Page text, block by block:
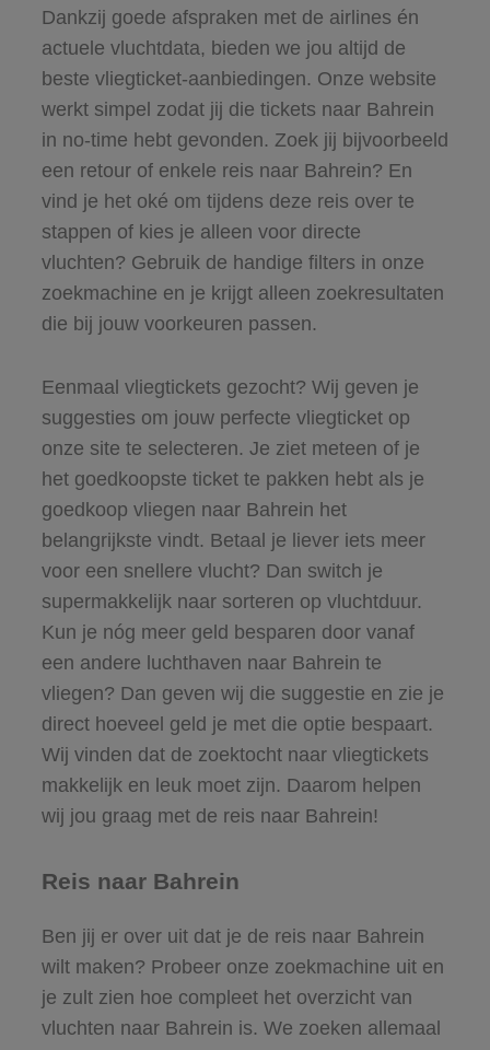
Dankzij goede afspraken met de airlines én
actuele vluchtdata, bieden we jou altijd de
beste vliegticket-aanbiedingen. Onze website
werkt simpel zodat jij die tickets naar Bahrein
in no-time hebt gevonden. Zoek jij bijvoorbeeld
een retour of enkele reis naar Bahrein? En
vind je het oké om tijdens deze reis over te
stappen of kies je alleen voor directe
vluchten? Gebruik de handige filters in onze
zoekmachine en je krijgt alleen zoekresultaten
die bij jouw voorkeuren passen.
Eenmaal vliegtickets gezocht? Wij geven je
suggesties om jouw perfecte vliegticket op
onze site te selecteren. Je ziet meteen of je
het goedkoopste ticket te pakken hebt als je
goedkoop vliegen naar Bahrein het
belangrijkste vindt. Betaal je liever iets meer
voor een snellere vlucht? Dan switch je
supermakkelijk naar sorteren op vluchtduur.
Kun je nóg meer geld besparen door vanaf
een andere luchthaven naar Bahrein te
vliegen? Dan geven wij die suggestie en zie je
direct hoeveel geld je met die optie bespaart.
Wij vinden dat de zoektocht naar vliegtickets
makkelijk en leuk moet zijn. Daarom helpen
wij jou graag met de reis naar Bahrein!
Reis naar Bahrein
Ben jij er over uit dat je de reis naar Bahrein
wilt maken? Probeer onze zoekmachine uit en
je zult zien hoe compleet het overzicht van
vluchten naar Bahrein is. We zoeken allemaal